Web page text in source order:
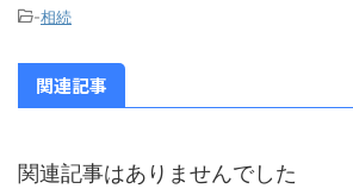
-相続
関連記事
関連記事はありませんでした